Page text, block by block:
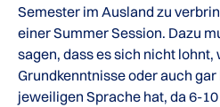
Semester im Ausland zu
einer Summer Session. Dazu
sagen, dass es sich nicht lohnt,
Grundkenntnisse oder auch
jeweiligen Sprache hat, da 6-